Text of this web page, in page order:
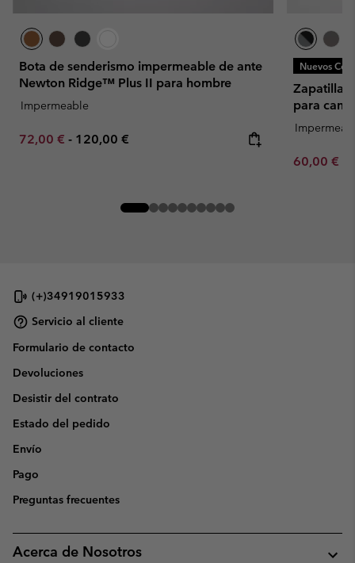
Bota de senderismo impermeable de ante
Newton Ridge™ Plus II para hombre
Impermeable
Minimum sale price:
72,00 € - Maximum price:
120,00 €
Nuevos
Zapatillas
para
Minimum
60,00 €
(+)34919015933
Servicio al cliente
Formulario de contacto
Devoluciones
Desistir del contrato
Estado del pedido
Envío
Pago
Preguntas frecuentes
Acerca de Nosotros